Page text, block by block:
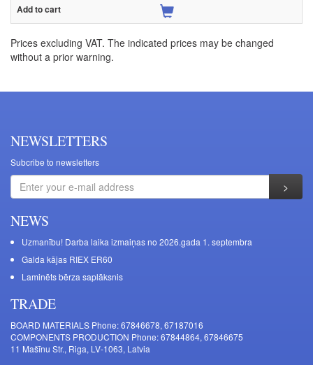
Prices excluding VAT. The indicated prices may be changed
without a prior warning.
NEWSLETTERS
Subcribe to newsletters
NEWS
Uzmanību! Darba laika izmaiņas no 2026.gada 1. septembra
Galda kājas RIEX ER60
Laminēts bērza saplāksnis
TRADE
BOARD MATERIALS Phone: 67846678, 67187016
COMPONENTS PRODUCTION Phone: 67844864, 67846675
11 Mašīnu Str., Riga, LV-1063, Latvia